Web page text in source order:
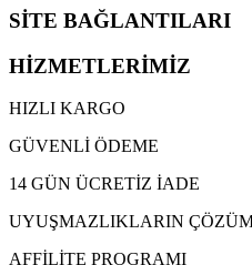
SİTE BAĞLANTILARI
HİZMETLERİMİZ
HIZLI KARGO
GÜVENLİ ÖDEME
14 GÜN ÜCRETİZ İADE
UYUŞMAZLIKLARIN
AFFİLİTE PROGRAMI